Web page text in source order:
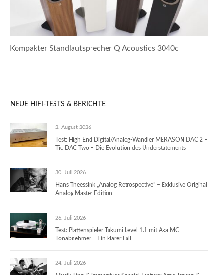
Kompakter Standlautsprecher Q Acoustics 3040c
NEUE HIFI-TESTS & BERICHTE
2. August 2026
Test: High End Digital/Analog-Wandler MERASON DAC 2 –
Tic DAC Two – Die Evolution des Understatements
30. Juli 2026
Hans Theessink „Analog Retrospective“ – Exklusive Original
Analog Master Edition
26. Juli 2026
Test: Plattenspieler Takumi Level 1.1 mit Aka MC
Tonabnehmer – Ein klarer Fall
24. Juli 2026